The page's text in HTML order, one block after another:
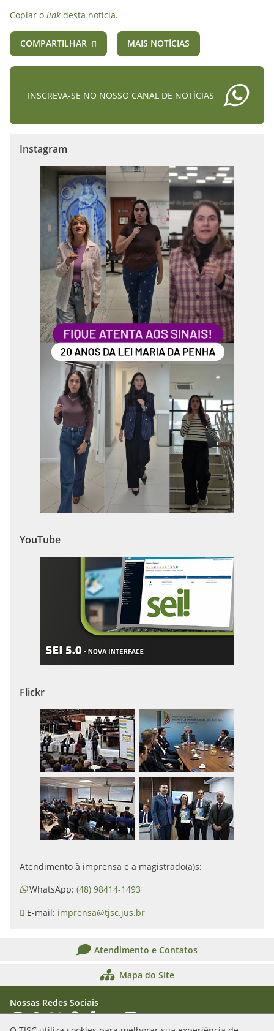
Copiar o link desta notícia.
COMPARTILHAR MAIS NOTÍCIAS
INSCREVA-SE NO NOSSO CANAL DE NOTÍCIAS
Instagram
YouTube
Flickr
Atendimento à imprensa e a magistrado(a)s:
WhatsApp: (48) 98414-1493
E-mail: imprensa@tjsc.jus.br
Atendimento e Contatos
Mapa do Site
Nossas Redes Sociais
Acessar Instagram
Acessar WhatsApp
Acessar XAcessar Threads
Acessar Facebook
Acessar YouTube
Acessar Flickr
Acessar SoundCloud